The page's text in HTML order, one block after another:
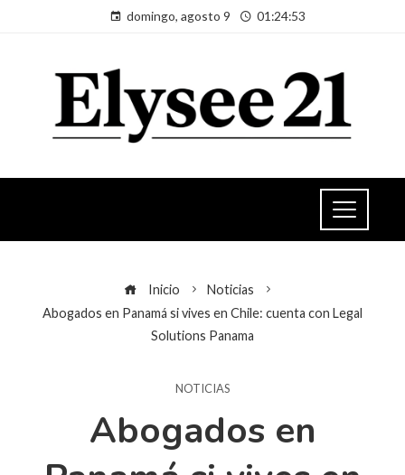
domingo, agosto 9 01:24:53
Inicio
Noticias
Abogados en Panamá si vives en Chile: cuenta con Legal
Solutions Panama
NOTICIAS
Abogados en